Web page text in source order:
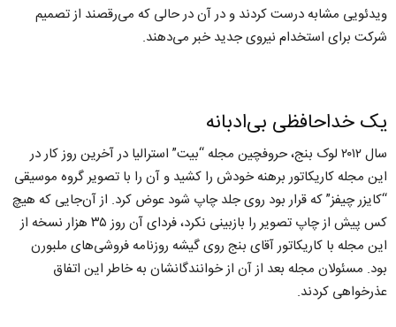
ویدئویی مشابه درست کردند و در آن در حالی که می‌رقصند از تصمیم
شرکت برای استخدام نیروی جدید خبر می‌دهند.
یک خداحافظی بی‌ادبانه
سال ۲۰۱۲ لوک بنج، حروفچین مجله “بیت” استرالیا در آخرین روز کار در
این مجله کاریکاتور برهنه خودش را کشید و آن را با تصویر گروه موسیقی
“کایزر چیفز” که قرار بود روی جلد چاپ شود عوض کرد. از آن‌جایی که هیچ
کس پیش از چاپ تصویر را بازبینی نکرد، فردای آن روز ۳۵ هزار نسخه از
این مجله با کاریکاتور آقای بنج روی گیشه روزنامه فروشی‌های ملبورن
بود. مسئولان مجله بعد از آن از خوانندگانشان به خاطر این اتفاق
عذرخواهی کردند.